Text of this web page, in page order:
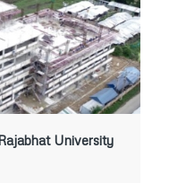
University